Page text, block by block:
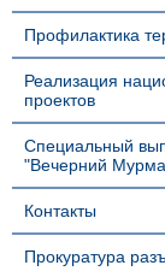
Профилактика
Реализация
проектов
Специальный
"Вечерний
Контакты
Прокуратура